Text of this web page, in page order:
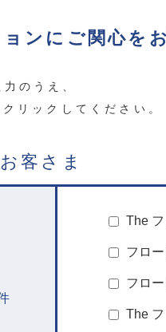
ンにご関心を
のうえ、
リックしてください。
客さま
The
フロ
フロ
The